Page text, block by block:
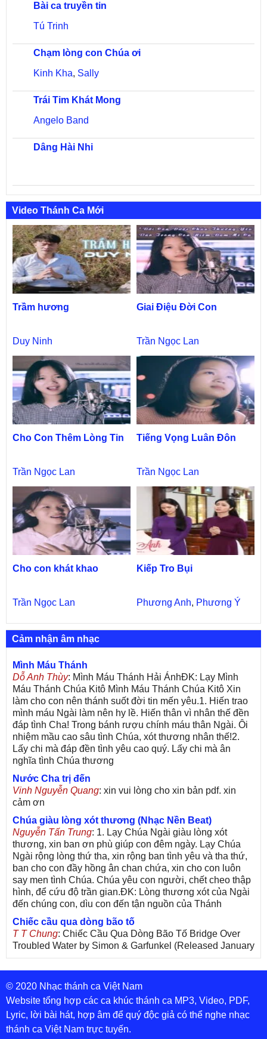
Bài ca truyền tin
Tú Trinh
Chạm lòng con Chúa ơi
Kinh Kha, Sally
Trái Tim Khát Mong
Angelo Band
Dâng Hài Nhi
Video Thánh Ca Mới
Trầm hương
Duy Ninh
Giai Điệu Đời Con
Trần Ngọc Lan
Cho Con Thêm Lòng Tin
Trần Ngọc Lan
Tiếng Vọng Luân Đôn
Trần Ngọc Lan
Cho con khát khao
Trần Ngọc Lan
Kiếp Tro Bụi
Phương Anh, Phương Ý
Cảm nhận âm nhạc
Mình Máu Thánh
Dỗ Anh Thùy: Mình Máu Thánh Hải ÁnhĐK: Lạy Mình
Máu Thánh Chúa Kitô Mình Máu Thánh Chúa Kitô Xin
làm cho con nên thánh suốt đời tin mến yêu.1. Hiến trao
mình máu Ngài làm nên hy lề. Hiến thân vì nhân thế đền
đáp tình Cha! Trong bánh rượu chính máu thân Ngài. Ôi
nhiệm mầu cao sâu tình Chúa, xót thương nhân thế!2.
Lấy chi mà đáp đền tình yêu cao quý. Lấy chi mà ân
nghĩa tình Chúa thương
Nước Cha trị đến
Vinh Nguyễn Quang: xin vui lòng cho xin bản pdf. xin
cảm ơn
Chúa giàu lòng xót thương (Nhạc Nền Beat)
Nguyễn Tấn Trung: 1. Lạy Chúa Ngài giàu lòng xót
thương, xin ban ơn phù giúp con đêm ngày. Lạy Chúa
Ngài rộng lòng thứ tha, xin rộng ban tình yêu và tha thứ,
ban cho con đầy hồng ân chan chứa, xin cho con luôn
say men tình Chúa. Chúa yêu con người, chết cheo thập
hình, để cứu độ trần gian.ĐK: Lòng thương xót của Ngài
đến chúng con, dìu con đến tận nguồn của Thánh
Chiếc cầu qua dòng bão tố
T T Chung: Chiếc Cầu Qua Dòng Bão Tố Bridge Over
Troubled Water by Simon & Garfunkel (Released January
26, 1970) Lời Việt: Nhạc Sĩ Vũ Đức Nghiêm Trình Bày:
Chung Tử Lưu
De Colores! (Lời Việt)
Son Vu: Bài hát có lời chưa.Cám ơn
Bài ca dâng Mẹ
thuc : xin lòi bài hat ,bai ca dang me.gia ân
© 2020 Nhạc thánh ca Việt Nam
Website tổng hợp các ca khúc thánh ca MP3, Video, PDF,
Lyric, lời bài hát, hợp âm để quý độc giả có thể nghe nhạc
thánh ca Việt Nam trực tuyến.